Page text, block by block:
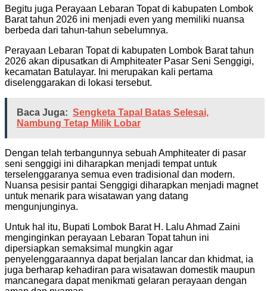
Begitu juga Perayaan Lebaran Topat di kabupaten Lombok
Barat tahun 2026 ini menjadi even yang memiliki nuansa
berbeda dari tahun-tahun sebelumnya.
Perayaan Lebaran Topat di kabupaten Lombok Barat tahun
2026 akan dipusatkan di Amphiteater Pasar Seni Senggigi,
kecamatan Batulayar. Ini merupakan kali pertama
diselenggarakan di lokasi tersebut.
Baca Juga: Sengketa Tapal Batas Selesai,
Nambung Tetap Milik Lobar
Dengan telah terbangunnya sebuah Amphiteater di pasar
seni senggigi ini diharapkan menjadi tempat untuk
terselenggaranya semua even tradisional dan modern.
Nuansa pesisir pantai Senggigi diharapkan menjadi magnet
untuk menarik para wisatawan yang datang
mengunjunginya.
Untuk hal itu, Bupati Lombok Barat H. Lalu Ahmad Zaini
menginginkan perayaan Lebaran Topat tahun ini
dipersiapkan semaksimal mungkin agar
penyelenggaraannya dapat berjalan lancar dan khidmat, ia
juga berharap kehadiran para wisatawan domestik maupun
mancanegara dapat menikmati gelaran perayaan dengan